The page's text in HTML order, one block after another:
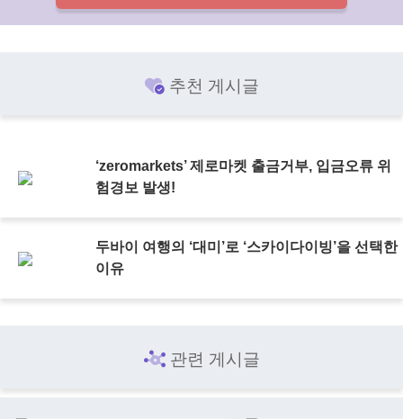
추천 게시글
‘zeromarkets’ 제로마켓 출금거부, 입금오류 위
험경보 발생!
두바이 여행의 ‘대미’로 ‘스카이다이빙’을 선택한
이유
관련 게시글